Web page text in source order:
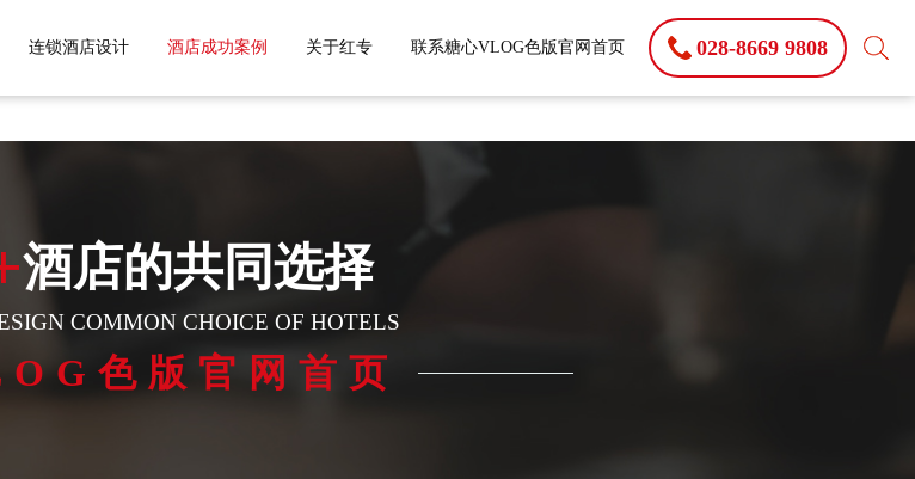
污污糖心视频下载,糖心视频APP下载网站进入IOS
连锁酒店设计 酒店成功案例 关于红专 联系糖心VLOG色版官网首页 028-8669 9808
酒店的共同选择
COMMON CHOICE OF HOTELS
色版官网首页